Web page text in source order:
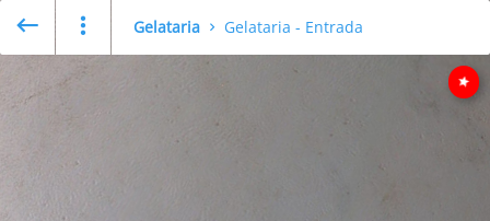
Gelataria Gelataria - Entrada